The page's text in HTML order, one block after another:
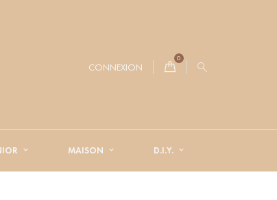
CONNEXION
0
MAISON D.I.Y.